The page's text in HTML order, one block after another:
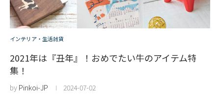
インテリア・生活雑貨
2021年は『丑年』！おめでたい牛のアイテム特
集！
by Pinkoi-JP 2024-07-02